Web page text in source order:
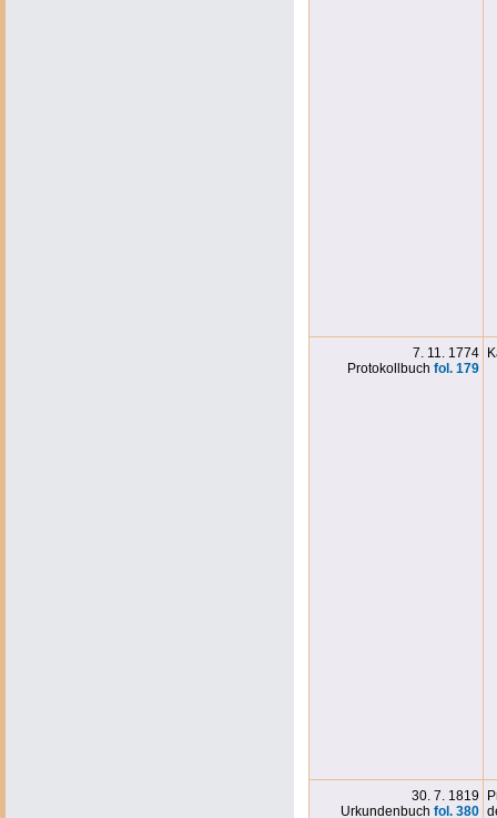
7. 11. 1774
Protokollbuch fol. 179
30. 7. 1819
Urkundenbuch fol. 380